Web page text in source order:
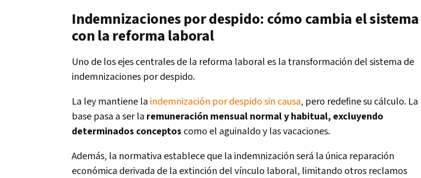
Indemnizaciones por despido: cómo cambia el sistema
con la reforma laboral
Uno de los ejes centrales de la reforma laboral es la transformación del sistema de
indemnizaciones por despido.
La ley mantiene la indemnización por despido sin causa, pero redefine su cálculo. La
base pasa a ser la remuneración mensual normal y habitual, excluyendo
determinados conceptos como el aguinaldo y las vacaciones.
Además, la normativa establece que la indemnización será la única reparación
económica derivada de la extinción del vínculo laboral, limitando otros reclamos